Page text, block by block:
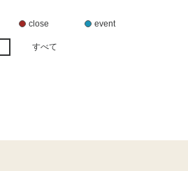
close event
すべて